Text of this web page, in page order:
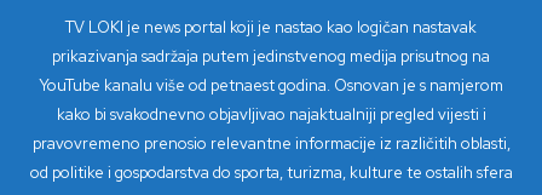
TV LOKI je news portal koji je nastao kao logičan nastavak
prikazivanja sadržaja putem jedinstvenog medija prisutnog na
YouTube kanalu više od petnaest godina. Osnovan je s namjerom
kako bi svakodnevno objavljivao najaktualniji pregled vijesti i
pravovremeno prenosio relevantne informacije iz različitih oblasti,
od politike i gospodarstva do sporta, turizma, kulture te ostalih sfera